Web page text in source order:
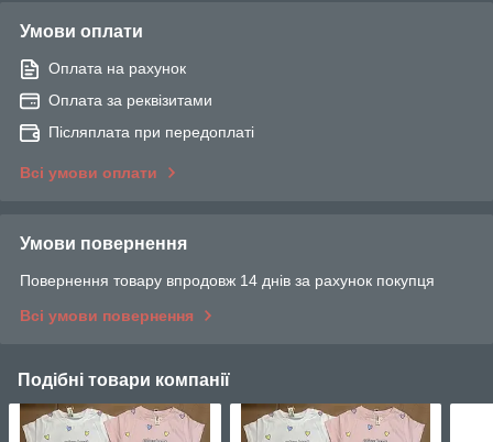
Умови оплати
Оплата на рахунок
Оплата за реквізитами
Післяплата при передоплаті
Всі умови оплати
Умови повернення
Повернення товару впродовж 14 днів за рахунок покупця
Всі умови повернення
Подібні товари компанії